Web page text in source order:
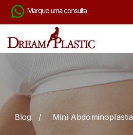
Marque uma consulta
Blog / Mini Abdominoplastia